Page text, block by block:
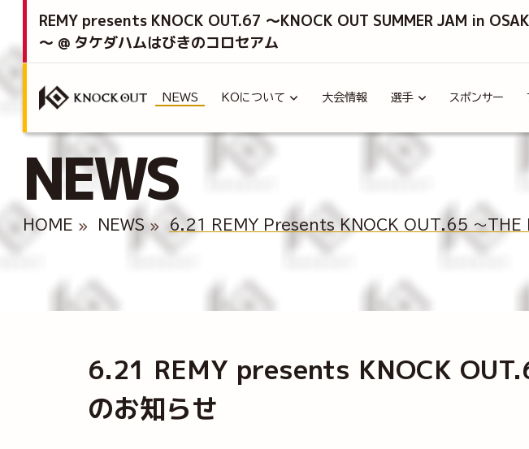
REMY presents KNOCK OUT.67 ～KNOCK OUT SUMMER JAM in
～ @ タケダハムはびきのコロセアム
NEWS KOについて 大会情報 選手 スポンサー
NEWS
HOME NEWS 6.21 REMY Presents KNOCK OUT.65 ～THE
6.21 REMY presents KNOCK
のお知らせ